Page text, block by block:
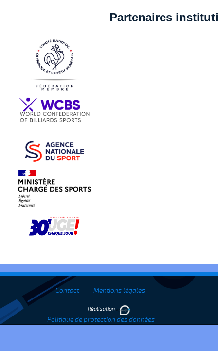
Partenaires
Contact Mentions légales
Politique de protection des données
Réalisation